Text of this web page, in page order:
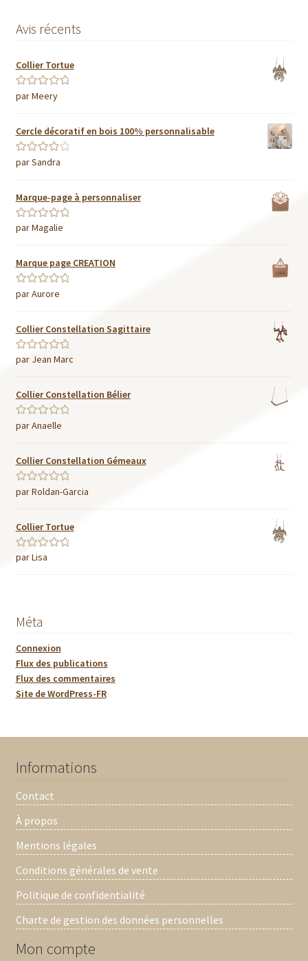
Avis récents
Collier Tortue
Note5sur 5
par Meery
Cercle décoratif en bois 100% personnalisable
Note4sur
par Sandra
Marque-page à personnaliser
Note5sur 5
par Magalie
Marque page CREATION
Note5sur 5
par Aurore
Collier Constellation Sagittaire
Note5sur 5
par Jean Marc
Collier Constellation Bélier
Note5sur 5
par Anaelle
Collier Constellation Gémeaux
Note5sur 5
par Roldan-Garcia
Collier Tortue
Note5sur 5
par Lisa
Méta
Connexion
Flux des publications
Flux des commentaires
Site de WordPress-FR
Informations
Contact
À propos
Mentions légales
Conditions générales de vente
Politique de confidentialité
Charte de gestion des données personnelles
Mon compte